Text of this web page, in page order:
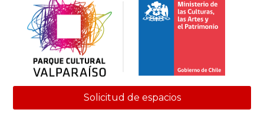
Solicitud de espacios